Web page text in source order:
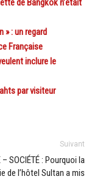
de Bangkok n’était
» : un regard
Française
inclure le
par visiteur
Suivant
– SOCIÉTÉ : Pourquoi la
de l’hôtel Sultan a mis